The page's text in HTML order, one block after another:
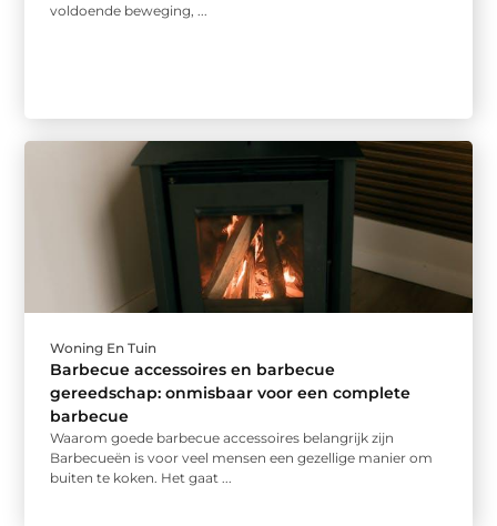
voldoende beweging, ...
Woning En Tuin
Barbecue accessoires en barbecue
gereedschap: onmisbaar voor een complete
barbecue
Waarom goede barbecue accessoires belangrijk zijn
Barbecueën is voor veel mensen een gezellige manier om
buiten te koken. Het gaat ...